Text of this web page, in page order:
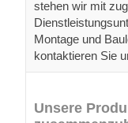
stehen wir mit
Montage und
kontaktieren Sie
Unsere